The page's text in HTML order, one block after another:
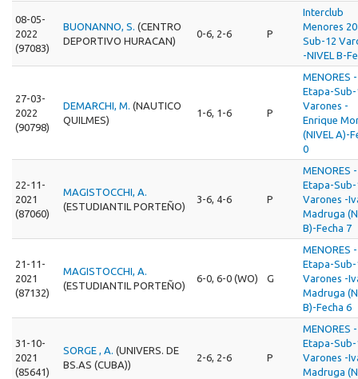
08-05-
2022
(97083)
BUONANNO, S. (CENTRO
DEPORTIVO HURACAN)
0-6, 2-6 P
Interclub
Menores
Sub-12
-NIVEL B-
27-03-
2022
(90798)
DEMARCHI, M. (NAUTICO
QUILMES)
1-6, 1-6 P
MENORES
Etapa-Sub-
Varones -
Enrique
(NIVEL A)-
0
22-11-
2021
(87060)
MAGISTOCCHI, A.
(ESTUDIANTIL PORTEÑO)
3-6, 4-6 P
MENORES
Etapa-Sub-
Varones -
Madruga
B)-Fecha 7
21-11-
2021
(87132)
MAGISTOCCHI, A.
(ESTUDIANTIL PORTEÑO)
6-0, 6-0 (WO) G
MENORES
Etapa-Sub-
Varones -
Madruga
B)-Fecha 6
31-10-
2021
(85641)
SORGE , A. (UNIVERS. DE
BS.AS (CUBA))
2-6, 2-6 P
MENORES
Etapa-Sub-
Varones -
Madruga